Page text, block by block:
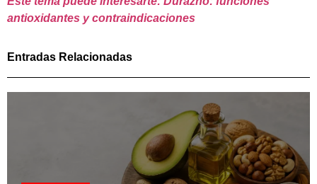
antioxidantes y contraindicaciones
Entradas Relacionadas